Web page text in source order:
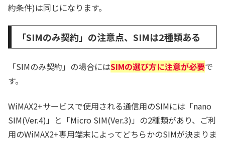
約条件)は同じになります。
「SIMのみ契約」の注意点、SIMは2種類ある
「SIMのみ契約」の場合にはSIMの選び方に注意が必要で
す。
WiMAX2+サービスで使用される通信用のSIMには「nano
SIM(Ver.4)」と「Micro SIM(Ver.3)」の2種類があり、ご利
用のWiMAX2+専用端末によってどちらかのSIMが決まりま